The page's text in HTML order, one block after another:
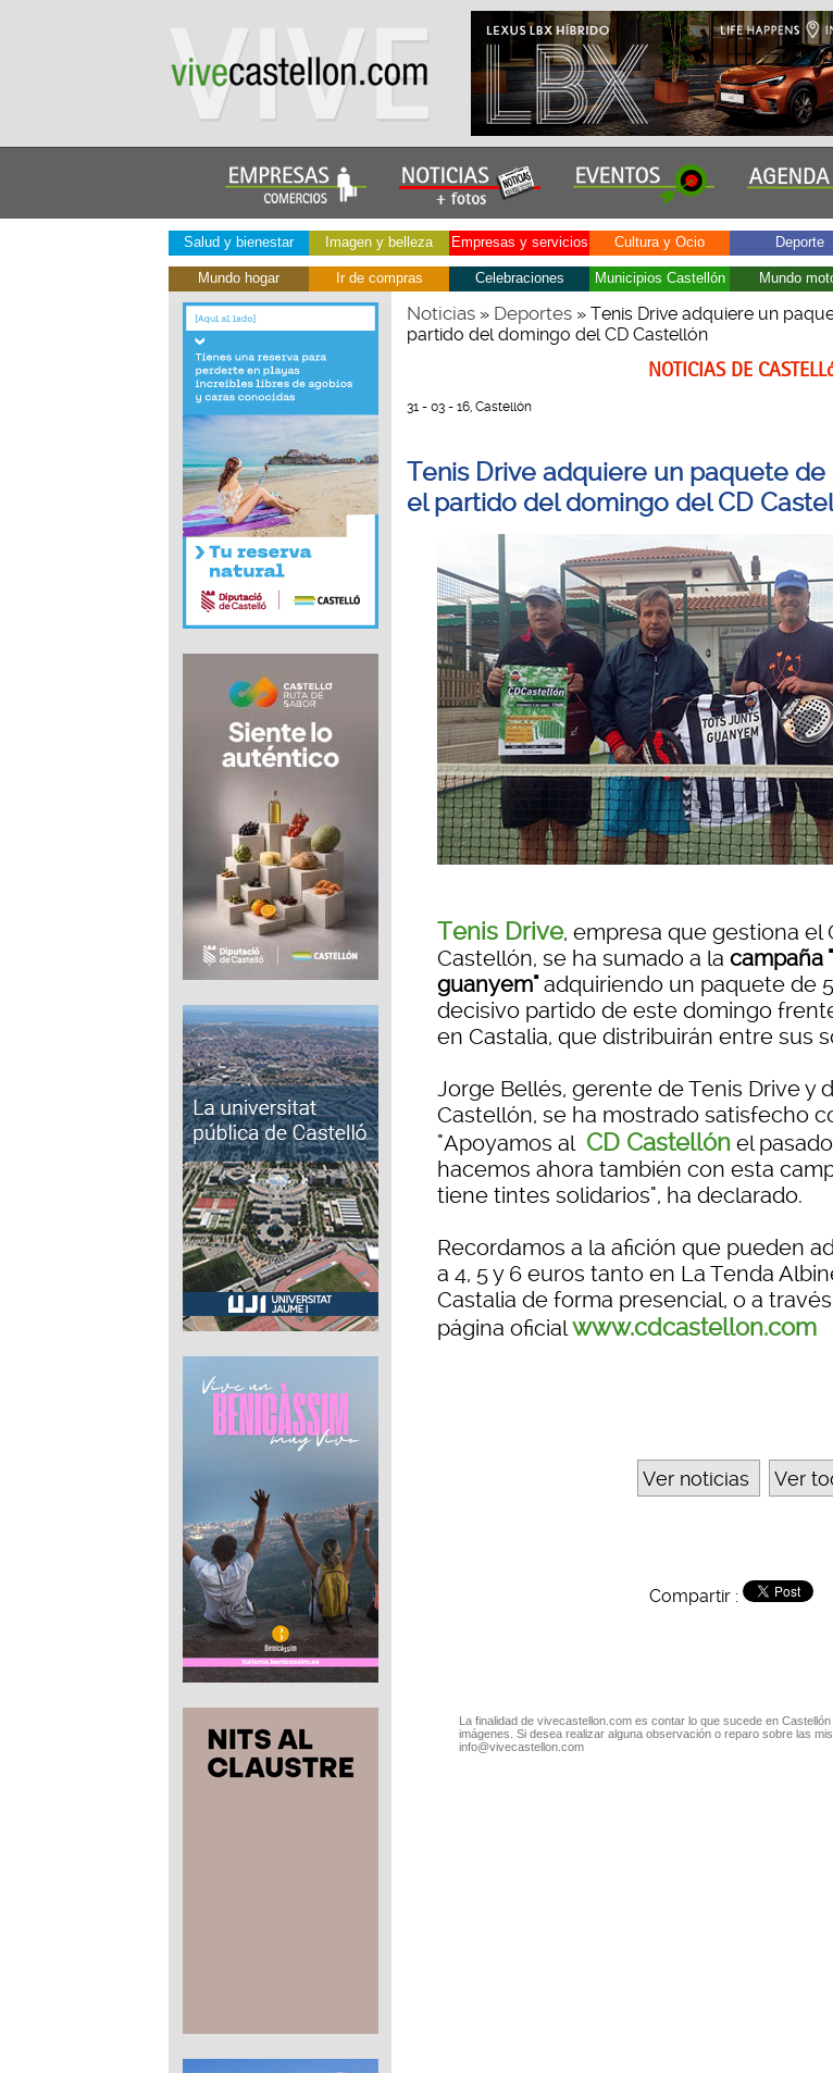
Salud y bienestar Imagen y belleza Empresas y servicios Cultura y Ocio Deporte
Mundo hogar Ir de compras Celebraciones Municipios Castellón Mundo
Noticias» Deportes» Tenis Drive adquiere un
partido del domingo del CD Castellón
NOTICIAS DE
31 - 03 - 16, Castellón
Tenis Drive adquiere un paquete
el partido del domingo del CD
Tenis Drive, empresa que gestiona el
Castellón, se ha sumado a la campaña
guanyem"adquiriendo un paquete de
decisivo partido de este domingo
en Castalia, que distribuirán entre sus
Jorge Bellés, gerente de Tenis Drive y
Castellón, se ha mostrado satisfecho
"Apoyamos al CD Castellón el
hacemos ahora también con esta
tiene tintes solidarios", ha declarado.
Recordamos a la afición que pueden
a 4, 5 y 6 euros tanto en La Tenda
Castalia de forma presencial, o a
página oficialwww.cdcastellon.com
Ver noticias Ver
Compartir :
La finalidad de vivecastellon.com es contar lo que sucede en
imágenes. Si desea realizar alguna observación o reparo sobre las
info@vivecastellon.com